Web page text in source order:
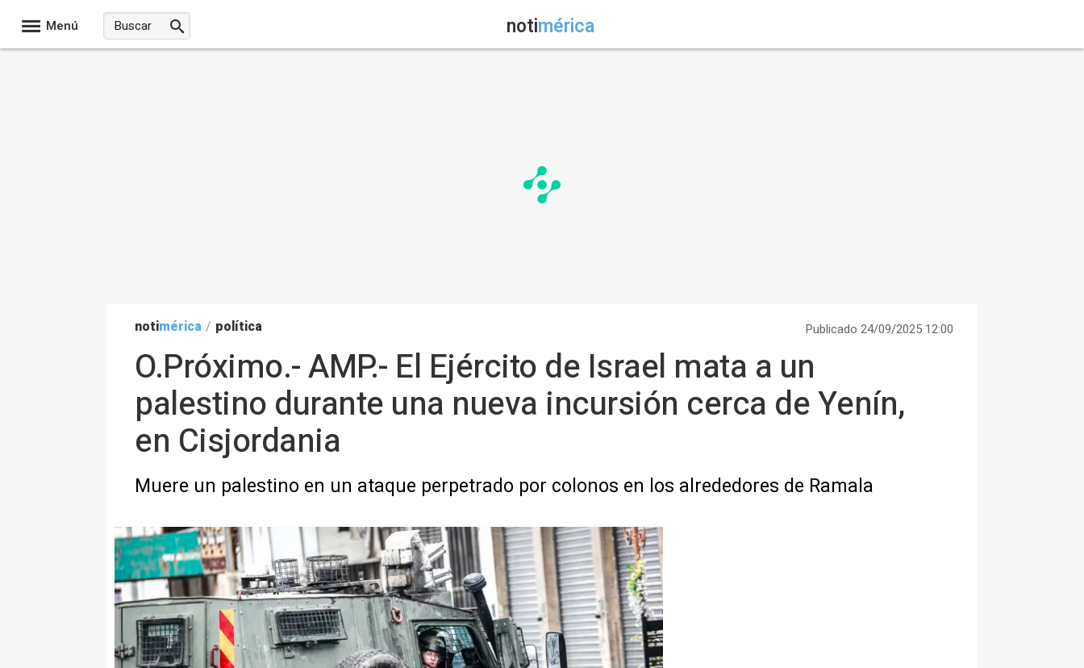
Menú notimérica
notimérica / política Publicado 24/09/2025 12:00
O.Próximo.- AMP.- El Ejército de Israel mata a un
palestino durante una nueva incursión cerca de Yenín,
en Cisjordania
Muere un palestino en un ataque perpetrado por colonos en los alrededores de Ramala